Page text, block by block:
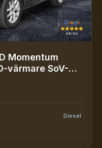
Momentum
värmare SoV-
Diesel